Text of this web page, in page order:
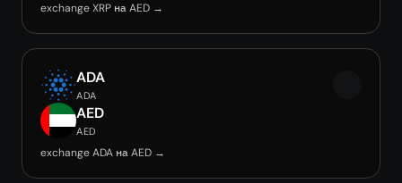
exchange XRP на AED →
ADA
ADA
AED
AED
exchange ADA на AED →